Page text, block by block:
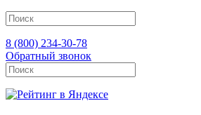
8 (800) 234-30-78
Обратный звонок